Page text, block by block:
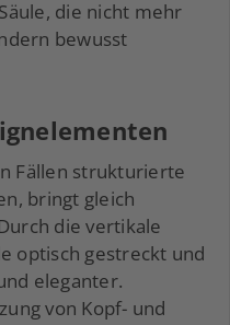
die nicht mehr
bewusst
Fällen strukturierte
bringt gleich
die vertikale
optisch gestreckt und
eleganter.
von Kopf- und